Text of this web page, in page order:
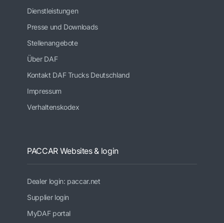
Dienstleistungen
Presse und Downloads
Stellenangebote
Über DAF
Kontakt DAF Trucks Deutschland
Impressum
Verhaltenskodex
PACCAR Websites & login
Dealer login: paccar.net
Supplier login
MyDAF portal